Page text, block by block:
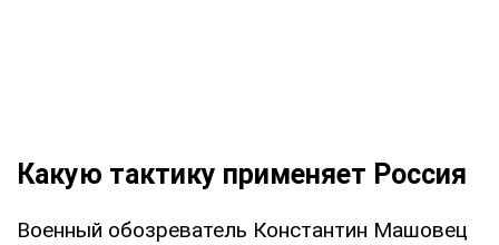
Какую тактику применяет Россия
Военный обозреватель Константин Машовец